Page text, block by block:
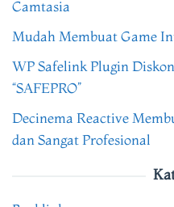
Camtasia
Mudah Membuat Game
WP Safelink Plugin
“SAFEPRO”
Decinema Reactive
dan Sangat Profesional